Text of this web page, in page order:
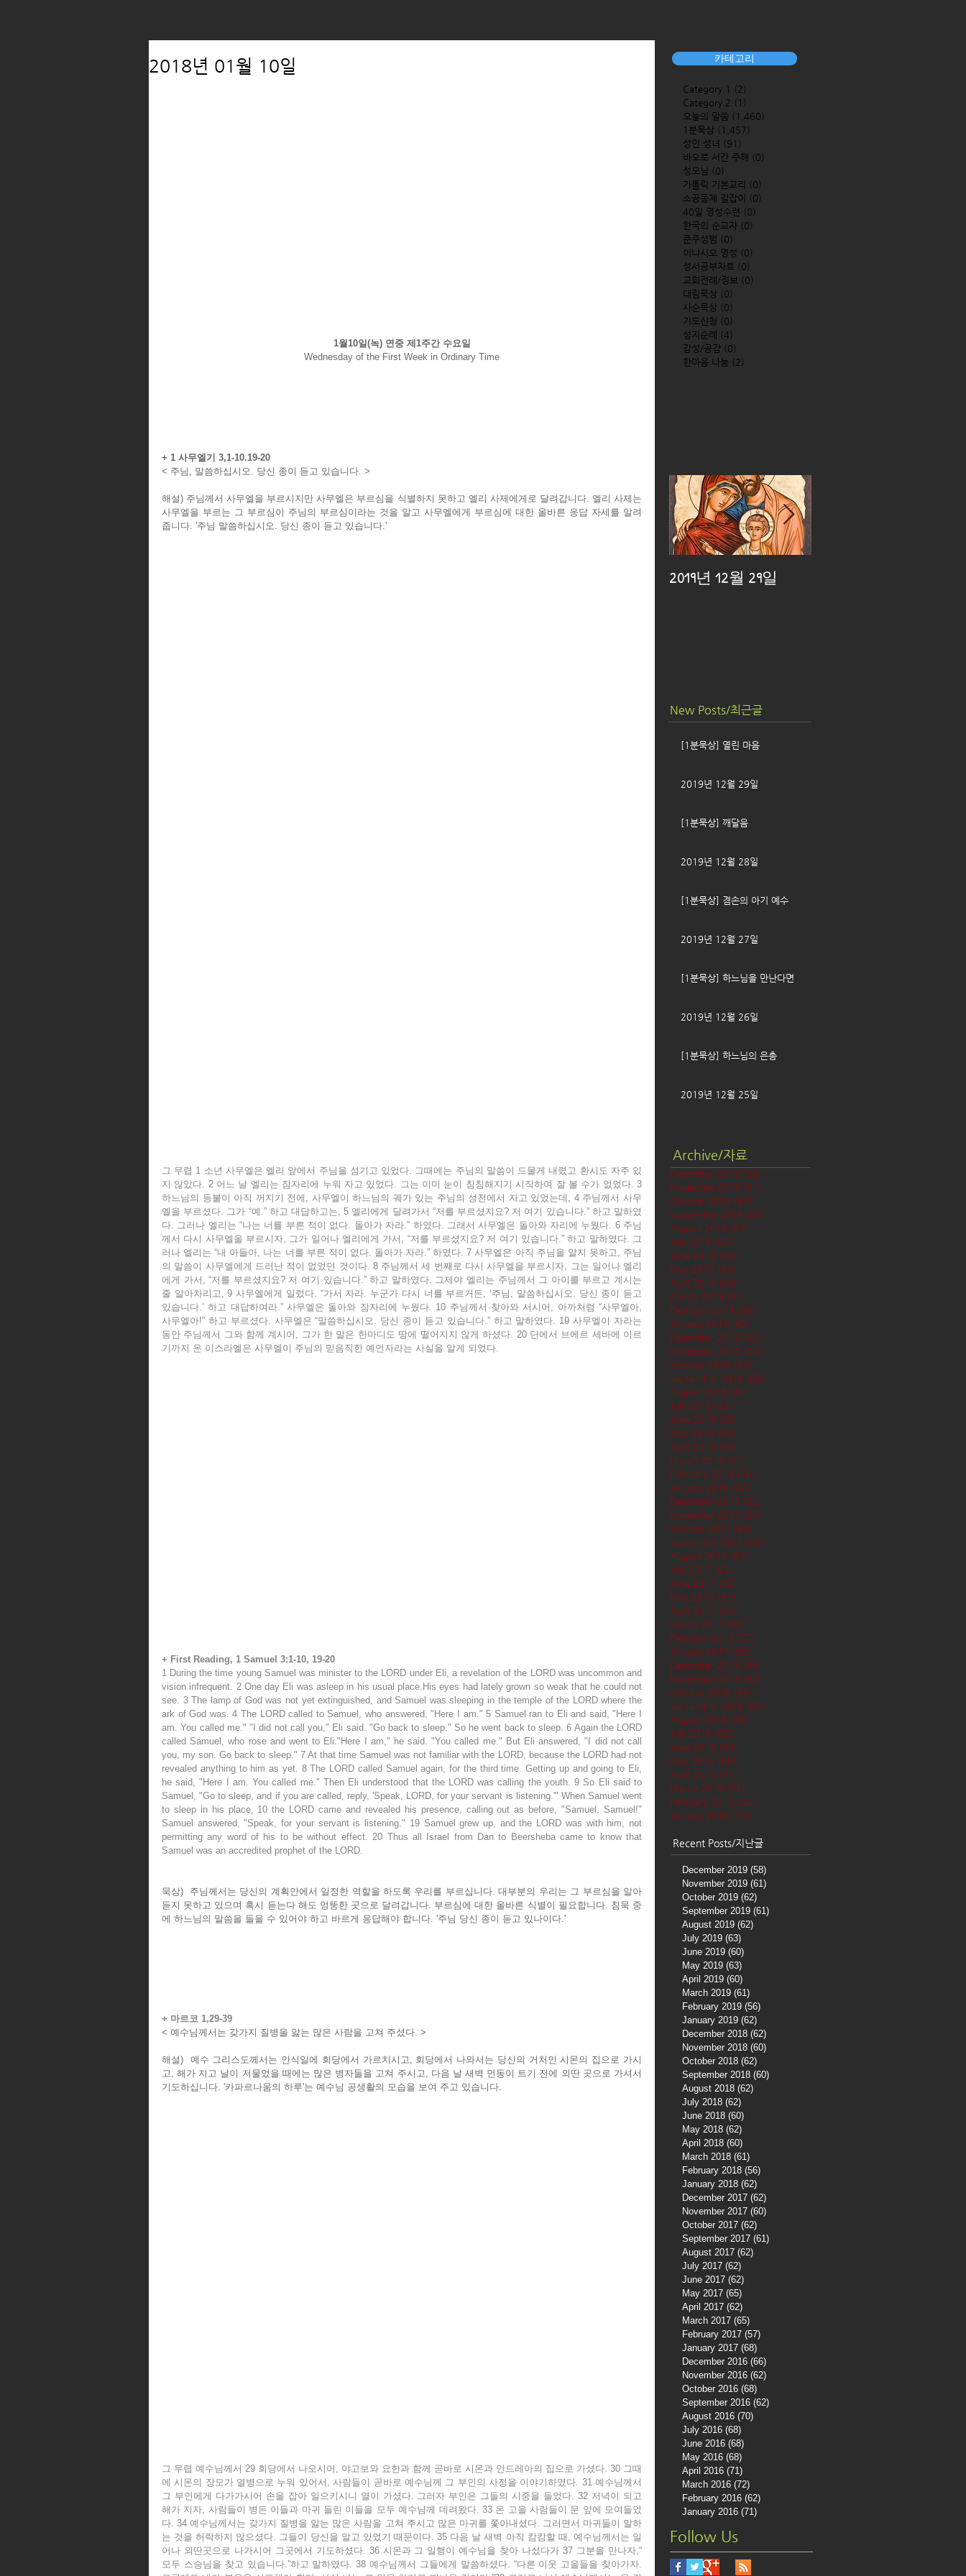
카테고리
Category 1 (2)
Category 2 (1)
오늘의 말씀 (1,460)
1분묵상 (1,457)
성인 성녀 (91)
바오로 서간 주해 (0)
성모님 (0)
가톨릭 기본교리 (0)
소공동체 길잡이
(0)
40일 영성수련 (0)
한국의 순교자 (0)
준주성범 (0)
이냐시오 영성 (0)
성서공부자료 (0)
교회전례/정보 (0)
대림묵상 (0)
사순묵상 (0)
기도신청 (0)
성지순례
(4)
감성/공감 (0)
한마음 나눔 (2)
2019년 12월 29일
New Posts/최근글
[1분묵상] 열린 마음
2019년 12월 29일
[1분묵상] 깨달음
2019년 12월 28일
[1분묵상] 겸손의 아기 예수
2019년 12월 27일
[1분묵상] 하느님을 만난다면
2019년 12월 26일
[1분묵상] 하느님의 은총
2019년 12월 25일
Archive/자료
December 2019 (58)
November 2019 (61)
October 2019 (62)
September 2019 (61)
August 2019 (62)
July 2019 (63)
June 2019 (60)
May 2019 (63)
April 2019 (60)
March 2019 (61)
February 2019 (56)
January 2019 (62)
December 2018 (62)
November 2018 (60)
October 2018 (62)
September 2018 (60)
August 2018 (62)
July 2018 (62)
June 2018 (60)
May 2018 (62)
April 2018 (60)
March 2018 (61)
February 2018 (56)
January 2018 (62)
December 2017 (62)
November 2017 (60)
October 2017 (62)
September 2017 (61)
August 2017 (62)
July 2017 (62)
June 2017 (62)
May 2017 (65)
April 2017 (62)
March 2017 (65)
February 2017 (57)
January 2017 (68)
December 2016 (66)
November 2016 (62)
October 2016 (68)
September 2016 (62)
August 2016 (70)
July 2016 (68)
June 2016 (68)
May 2016 (68)
April 2016 (71)
March 2016 (72)
February 2016 (62)
January 2016 (71)
Recent Posts/지난글
December 2019 (58)
November 2019 (61)
October 2019 (62)
September 2019 (61)
August 2019 (62)
July 2019 (63)
June 2019 (60)
May 2019 (63)
April 2019 (60)
March 2019 (61)
February 2019 (56)
January 2019 (62)
December 2018 (62)
November 2018 (60)
October 2018 (62)
September 2018 (60)
August 2018 (62)
July 2018 (62)
June 2018 (60)
May 2018 (62)
April 2018 (60)
March 2018 (61)
February 2018 (56)
January 2018 (62)
December 2017 (62)
November 2017 (60)
October 2017 (62)
September 2017 (61)
August 2017 (62)
July 2017 (62)
June 2017 (62)
May 2017 (65)
April 2017 (62)
March 2017 (65)
February 2017 (57)
January 2017 (68)
December 2016 (66)
November 2016 (62)
October 2016 (68)
September 2016 (62)
August 2016 (70)
July 2016 (68)
June 2016 (68)
May 2016 (68)
April 2016 (71)
March 2016 (72)
February 2016 (62)
January 2016 (71)
Follow Us
2018년 01월 10일
1월10일(녹) 연중 제1주간 수요일
Wednesday of the First Week in Ordinary Time
+ 1 사무엘기 3,1-10.19-20
< 주님, 말씀하십시오. 당신 종이 듣고 있습니다. >
해설) 주님께서 사무엘을 부르시지만 사무엘은 부르심을 식별하지 못하고 엘리 사제에게로 달려갑니다. 엘리 사제는
사무엘을 부르는 그 부르심이 주님의 부르심이라는 것을 알고 사무엘에게 부르심에 대한 올바른 응답 자세를 알려
줍니다. '주님 말씀하십시오. 당신 종이 듣고 있습니다.'
그 무렵 1 소년 사무엘은 엘리 앞에서 주님을 섬기고 있었다. 그때에는 주님의 말씀이 드물게 내렸고 환시도 자주 있
지 않았다. 2 어느 날 엘리는 잠자리에 누워 자고 있었다. 그는 이미 눈이 침침해지기 시작하여 잘 볼 수가 없었다. 3
하느님의 등불이 아직 꺼지기 전에, 사무엘이 하느님의 궤가 있는 주님의 성전에서 자고 있었는데, 4 주님께서 사무
엘을 부르셨다. 그가 “예.” 하고 대답하고는, 5 엘리에게 달려가서 “저를 부르셨지요? 저 여기 있습니다.” 하고 말하였
다. 그러나 엘리는 “나는 너를 부른 적이 없다. 돌아가 자라.” 하였다. 그래서 사무엘은 돌아와 자리에 누웠다. 6 주님
께서 다시 사무엘을 부르시자, 그가 일어나 엘리에게 가서, “저를 부르셨지요? 저 여기 있습니다.” 하고 말하였다. 그
러나 엘리는 “내 아들아, 나는 너를 부른 적이 없다. 돌아가 자라.” 하였다. 7 사무엘은 아직 주님을 알지 못하고, 주님
의 말씀이 사무엘에게 드러난 적이 없었던 것이다. 8 주님께서 세 번째로 다시 사무엘을 부르시자, 그는 일어나 엘리
에게 가서, “저를 부르셨지요? 저 여기 있습니다.” 하고 말하였다. 그제야 엘리는 주님께서 그 아이를 부르고 계시는
줄 알아차리고, 9 사무엘에게 일렀다. “가서 자라. 누군가 다시 너를 부르거든, ‘주님, 말씀하십시오. 당신 종이 듣고
있습니다.’ 하고 대답하여라.” 사무엘은 돌아와 잠자리에 누웠다. 10 주님께서 찾아와 서시어, 아까처럼 “사무엘아,
사무엘아!” 하고 부르셨다. 사무엘은 “말씀하십시오. 당신 종이 듣고 있습니다.” 하고 말하였다. 19 사무엘이 자라는
동안 주님께서 그와 함께 계시어, 그가 한 말은 한마디도 땅에 떨어지지 않게 하셨다. 20 단에서 브에르 세바에 이르
기까지 온 이스라엘은 사무엘이 주님의 믿음직한 예언자라는 사실을 알게 되었다.
+ First Reading, 1 Samuel 3:1-10, 19-20
1 During the time young Samuel was minister to the LORD under Eli, a revelation of the LORD was uncommon and
vision infrequent. 2 One day Eli was asleep in his usual place.His eyes had lately grown so weak that he could not
see. 3 The lamp of God was not yet extinguished, and Samuel was sleeping in the temple of the LORD where the
ark of God was. 4 The LORD called to Samuel, who answered, "Here I am." 5 Samuel ran to Eli and said, "Here I
am. You called me." "I did not call you," Eli said. "Go back to sleep." So he went back to sleep. 6 Again the LORD
called Samuel, who rose and went to Eli."Here I am," he said. "You called me." But Eli answered, "I did not call
you, my son. Go back to sleep." 7 At that time Samuel was not familiar with the LORD, because the LORD had not
revealed anything to him as yet. 8 The LORD called Samuel again, for the third time. Getting up and going to Eli,
he said, "Here I am. You called me." Then Eli understood that the LORD was calling the youth. 9 So Eli said to
Samuel, "Go to sleep, and if you are called, reply, 'Speak, LORD, for your servant is listening.'" When Samuel went
to sleep in his place, 10 the LORD came and revealed his presence, calling out as before, "Samuel, Samuel!"
Samuel answered, "Speak, for your servant is listening." 19 Samuel grew up, and the LORD was with him, not
permitting any word of his to be without effect. 20 Thus all Israel from Dan to Beersheba came to know that
Samuel was an accredited prophet of the LORD.
묵상)  주님께서는 당신의 계획안에서 일정한 역할을 하도록 우리를 부르십니다. 대부분의 우리는 그 부르심을 알아
듣지 못하고 있으며 혹시 듣는다 해도 엉뚱한 곳으로 달려갑니다. 부르심에 대한 올바른 식별이 필요합니다. 침묵 중
에 하느님의 말씀을 들을 수 있어야 하고 바르게 응답해야 합니다. '주님 당신 종이 듣고 있나이다.'
+ 마르코 1,29-39
< 예수님께서는 갖가지 질병을 앓는 많은 사람을 고쳐 주셨다. >
해설)  예수 그리스도께서는 안식일에 회당에서 가르치시고, 회당에서 나와서는 당신의 거처인 시몬의 집으로 가시
고, 해가 지고 날이 저물었을 때에는 많은 병자들을 고쳐 주시고, 다음 날 새벽 먼동이 트기 전에 외딴 곳으로 가셔서
기도하십니다. '카파르나움의 하루'는 예수님 공생활의 모습을 보여 주고 있습니다.
그 무렵 예수님께서 29 회당에서 나오시어, 야고보와 요한과 함께 곧바로 시몬과 안드레아의 집으로 가셨다. 30 그때
에 시몬의 장모가 열병으로 누워 있어서, 사람들이 곧바로 예수님께 그 부인의 사정을 이야기하였다. 31 예수님께서
그 부인에게 다가가시어 손을 잡아 일으키시니 열이 가셨다. 그러자 부인은 그들의 시중을 들었다. 32 저녁이 되고
해가 지자, 사람들이 병든 이들과 마귀 들린 이들을 모두 예수님께 데려왔다. 33 온 고을 사람들이 문 앞에 모여들었
다. 34 예수님께서는 갖가지 질병을 앓는 많은 사람을 고쳐 주시고 많은 마귀를 쫓아내셨다. 그러면서 마귀들이 말하
는 것을 허락하지 않으셨다. 그들이 당신을 알고 있었기 때문이다. 35 다음 날 새벽 아직 캄캄할 때, 예수님께서는 일
어나 외딴곳으로 나가시어 그곳에서 기도하셨다. 36 시몬과 그 일행이 예수님을 찾아 나섰다가 37 그분을 만나자,“
모두 스승님을 찾고 있습니다.”하고 말하였다. 38 예수님께서 그들에게 말씀하셨다. “다른 이웃 고을들을 찾아가자.